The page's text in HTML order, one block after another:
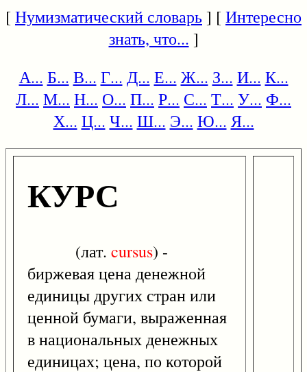
[Нумизматический словарь] [Интересно
знать, что... ]
А... Б... В... Г... Д... Е... Ж... З... И... К...
Л... М... Н... О... П... Р... С... Т... У... Ф...
Х... Ц... Ч... Ш... Э... Ю... Я...
КУРС
(лат. cursus) -
биржевая цена денежной
единицы других стран или
ценной бумаги, выраженная
в национальных денежных
единицах; цена, по которой